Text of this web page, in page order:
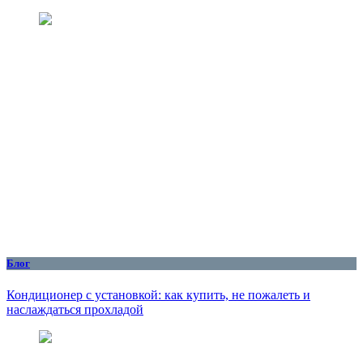
Блог
Кондиционер с установкой: как купить, не пожалеть и
наслаждаться прохладой